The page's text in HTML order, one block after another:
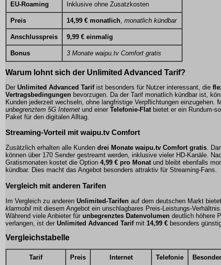
EU-Roaming Inklusive ohne Zusatzkosten
Preis 14,99 € monatlich, monatlich kündbar
Anschlusspreis 9,99 € einmalig
Bonus 3 Monate waipu.tv Comfort gratis
Warum lohnt sich der Unlimited Advanced Tarif?
Der Unlimited Advanced Tarifist besonders für Nutzer interessant, die
Vertragsbedingungen bevorzugen. Da der Tarif monatlich kündbar ist,
Kunden jederzeit wechseln, ohne langfristige Verpflichtungen einzugehen.
unbegrenztem 5G Internet und einer Telefonie-Flatbietet er ein Rundum-
Paket für den digitalen Alltag.
Streaming-Vorteil mit waipu.tv Comfort
Zusätzlich erhalten alle Kunden drei Monate waipu.tv Comfort gratis.
können über 170 Sender gestreamt werden, inklusive vieler HD-Kanäle.
Gratismonaten kostet die Option 4,99 € pro Monatund bleibt ebenfalls
kündbar. Dies macht das Angebot besonders attraktiv für Streaming-Fans.
Vergleich mit anderen Tarifen
Im Vergleich zu anderen Unlimited-Tarifen auf dem deutschen Markt bietet
klarmobil mit diesem Angebot ein unschlagbares Preis-Leistungs-
Während viele Anbieter für unbegrenztes Datenvolumen deutlich höhere
verlangen, ist der Unlimited Advanced Tarifmit 14,99 € besonders
Vergleichstabelle
Tarif Preis Internet Telefonie